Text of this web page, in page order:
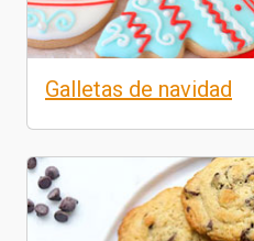
Galletas de navidad